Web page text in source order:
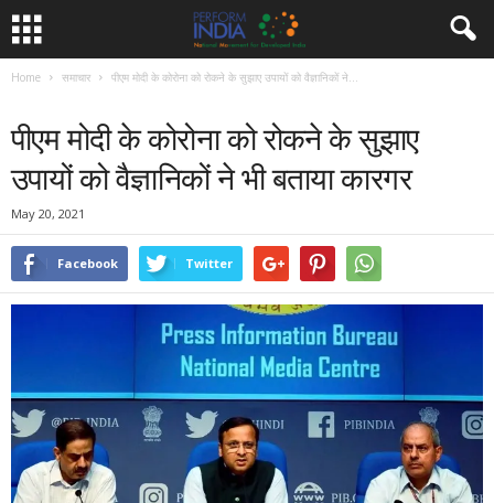
Home समाचार पीएम मोदी के कोरोना को रोकने के सुझाए उपायों को वैज्ञानिकों ने...
पीएम मोदी के कोरोना को रोकने के सुझाए
उपायों को वैज्ञानिकों ने भी बताया कारगर
May 20, 2021
Facebook Twitter